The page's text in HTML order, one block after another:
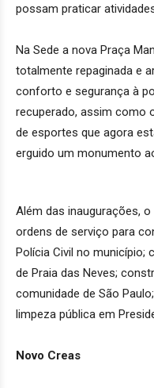
possam praticar
Na Sede a nova Praça
totalmente repaginada e
conforto e segurança à
recuperado, assim como
de esportes que agora
erguido um monumento
Além das inaugurações,
ordens de serviço para
Polícia Civil no município;
de Praia das Neves;
comunidade de São
limpeza pública em
Novo Creas